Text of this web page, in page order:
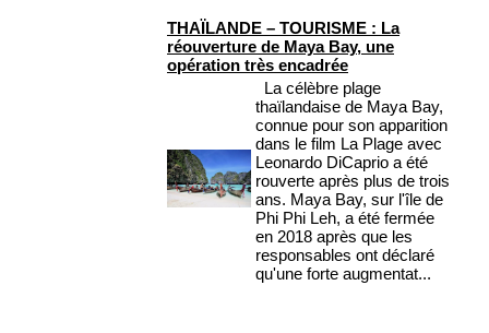
THAÏLANDE – TOURISME : La
réouverture de Maya Bay, une
opération très encadrée
La célèbre plage
thaïlandaise de Maya Bay,
connue pour son apparition
dans le film La Plage avec
Leonardo DiCaprio a été
rouverte après plus de trois
ans. Maya Bay, sur l'île de
Phi Phi Leh, a été fermée
en 2018 après que les
responsables ont déclaré
qu'une forte augmentat...